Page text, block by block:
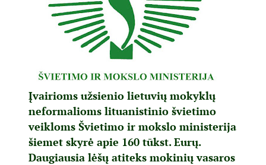
Įvairioms užsienio lietuvių mokyklų
neformalioms lituanistinio švietimo
veikloms Švietimo ir mokslo ministerija
šiemet skyrė apie 160 tūkst. Eurų.
Daugiausia lėšų atiteks mokinių vasaros